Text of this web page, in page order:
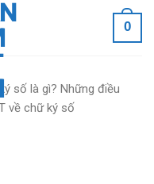
0
số là gì? Những điều
về chữ ký số